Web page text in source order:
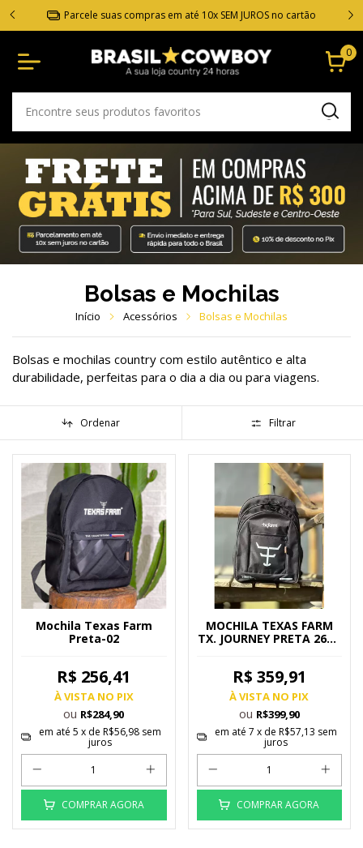
compras em até 10x SEM JUROS no cartão ENTREGA
0
Bolsas e Mochilas
Início Acessórios Bolsas e Mochilas
Bolsas e mochilas country com estilo autêntico e alta
durabilidade, perfeitas para o dia a dia ou para viagens.
Ordenar Filtrar
Mochila Texas Farm
Preta-02
R$ 256,41
À VISTA NO PIX
ou R$284,90
em até5 x deR$56,98 sem
juros
COMPRAR AGORA
MOCHILA TEXAS FARM
TX. JOURNEY PRETA 26L -
R$ 359,91
À VISTA NO PIX
ou R$399,90
em até 7 x de R$57,13 sem
juros
COMPRAR AGORA